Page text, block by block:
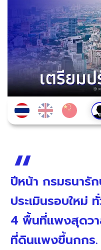
ปีหน้า กรมธนารัก
ประเมินรอบใหม่
4 พื้นที่แพงสุดวา
ที่ดินแพงขึ้นกกร.